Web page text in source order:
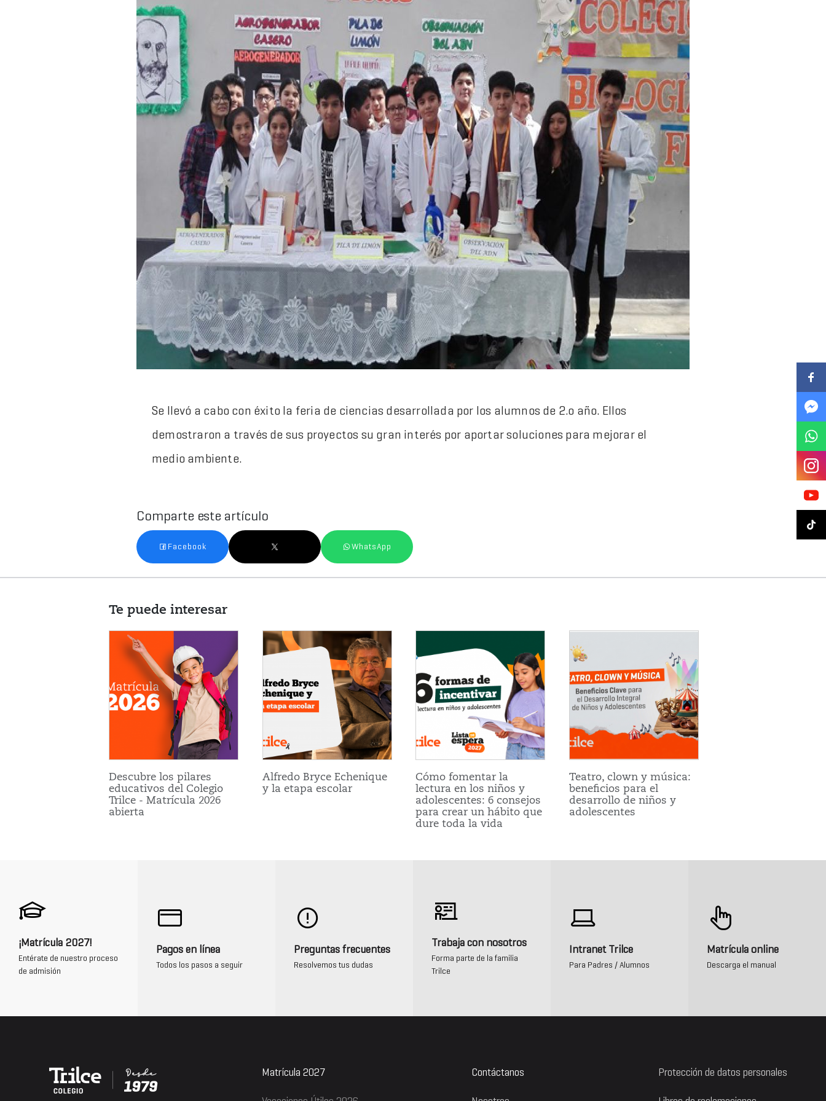
Se llevó a cabo con éxito la feria de ciencias desarrollada por los alumnos de 2.o año. Ellos
demostraron a través de sus proyectos su gran interés por aportar soluciones para mejorar el
medio ambiente.
Comparte este artículo
Facebook WhatsApp
Te puede interesar
Descubre los pilares
educativos del Colegio
Trilce - Matrícula 2026
abierta
Alfredo Bryce Echenique
y la etapa escolar
Cómo fomentar la
lectura en los niños y
adolescentes: 6 consejos
para crear un hábito que
dure toda la vida
Teatro, clown y música:
beneficios para el
desarrollo de niños y
adolescentes
¡Matrícula 2027!
Entérate de nuestro proceso
de admisión
Pagos en línea
Todos los pasos a seguir
Preguntas frecuentes
Resolvemos tus dudas
Trabaja con nosotros
Forma parte de la familia
Trilce
Intranet Trilce
Para Padres / Alumnos
Matrícula online
Descarga el manual
Matrícula 2027 Contáctanos Protección de datos personales